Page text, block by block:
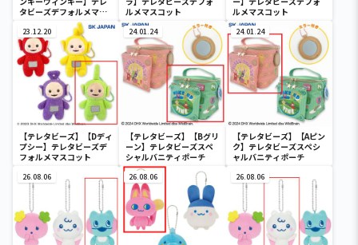
タビーズデフォルメマス
ルメマスコット
ルメマスコット
23.12.20
【テレタビーズ】【Dディ
プシー】テレタビーズデ
フォルメマスコット
24.01.24
【テレタビーズ】【Bグリ
ーン】テレタビーズスペ
シャルバニティポーチ
24.01.24
【テレタビーズ】【Aピン
ク】テレタビーズスペシ
ャルバニティポーチ
26.08.06 26.08.06 26.08.06